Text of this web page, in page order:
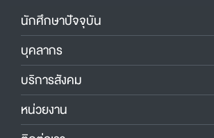
นักศึกษาปัจจุบัน
บุคลากร
บริการสังคม
หน่วยงาน